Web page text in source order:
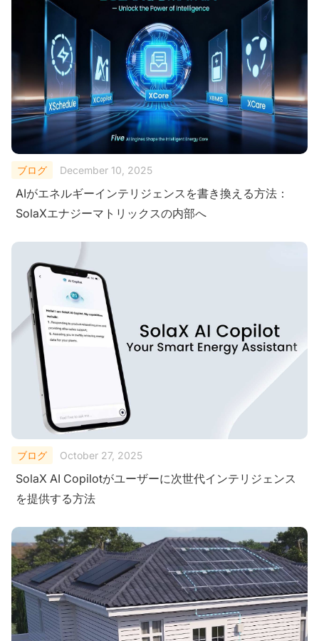
ブログ December 10, 2025
AIがエネルギーインテリジェンスを書き換える方法：
SolaXエナジーマトリックスの内部へ
ブログ October 27, 2025
SolaX AI Copilotがユーザーに次世代インテリジェンス
を提供する方法